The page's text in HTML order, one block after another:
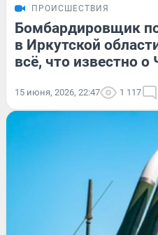
ПРОИСШЕСТВИЯ
Бомбардировщик
в Иркутской
всё, что известно о
15 июня, 2026, 22:47 1 117